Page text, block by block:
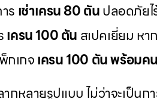
ร เช่าเครน 80 ตันปลอดภัยไ
เครน 100 ตัน สเปคเยี่ยม ห
กเกจเครน 100 ตัน พร้อมค
กหลายรูปแบบ ไม่ว่าจะเป็นก